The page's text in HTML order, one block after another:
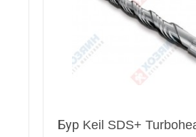
Бур Keil SDS+